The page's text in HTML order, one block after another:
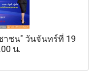
าชน" วันจันทร์ที่ 19
น.